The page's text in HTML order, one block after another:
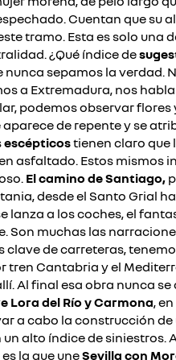
Cuentan que su
tramo. Esta es solo una
¿Qué índice de
nunca sepamos la verdad.
a Extremadura, nos
podemos observar flores
aparece de repente y se
escépticostienen claro que
asfaltado. Estos mismos
El camino de Santiago,
desde el Santo Grial
lanza a los coches, el
Son muchas las
de carreteras,
tren Cantabria y el
Al final esa obra nunca
Lora del Río y Carmona,
a cabo la construcción de
alto índice de siniestros.
la que uneSevilla con